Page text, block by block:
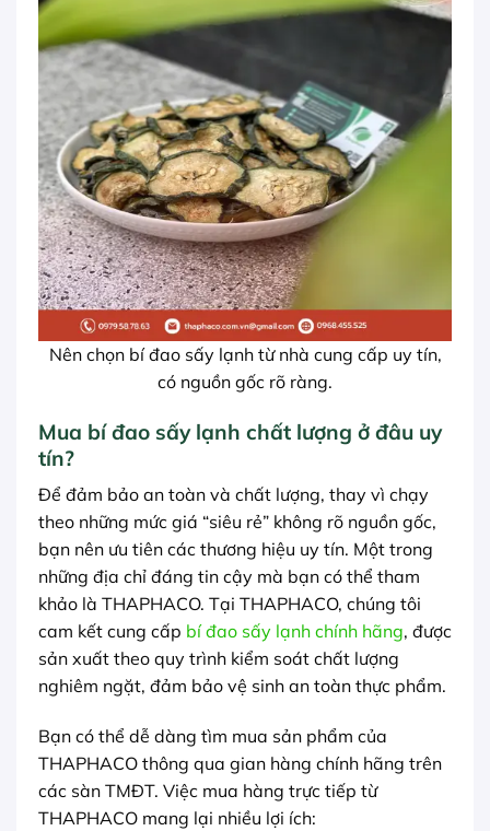
Nên chọn bí đao sấy lạnh từ nhà cung cấp uy tín,
có nguồn gốc rõ ràng.
Mua bí đao sấy lạnh chất lượng ở đâu uy
tín?
Để đảm bảo an toàn và chất lượng, thay vì chạy
theo những mức giá “siêu rẻ” không rõ nguồn gốc,
bạn nên ưu tiên các thương hiệu uy tín. Một trong
những địa chỉ đáng tin cậy mà bạn có thể tham
khảo là THAPHACO. Tại THAPHACO, chúng tôi
cam kết cung cấp bí đao sấy lạnh chính hãng, được
sản xuất theo quy trình kiểm soát chất lượng
nghiêm ngặt, đảm bảo vệ sinh an toàn thực phẩm.
Bạn có thể dễ dàng tìm mua sản phẩm của
THAPHACO thông qua gian hàng chính hãng trên
các sàn TMĐT. Việc mua hàng trực tiếp từ
THAPHACO mang lại nhiều lợi ích: